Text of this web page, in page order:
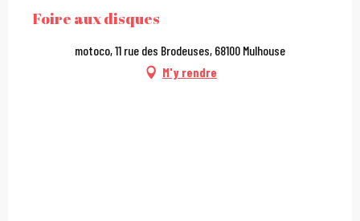
Foire aux disques
motoco, 11 rue des Brodeuses, 68100 Mulhouse
M'y rendre